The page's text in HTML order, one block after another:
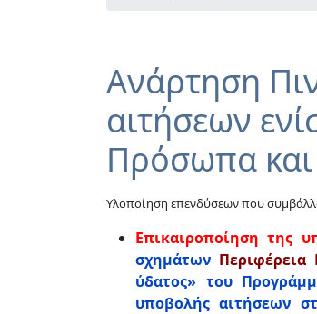
Ανάρτηση
αιτήσεων
Πρόσωπα και
Υλοποίηση επενδύσεων που
Επικαιροποίηση της
σχημάτων Περιφέρεια
ύδατος» του
υποβολής αιτήσεων